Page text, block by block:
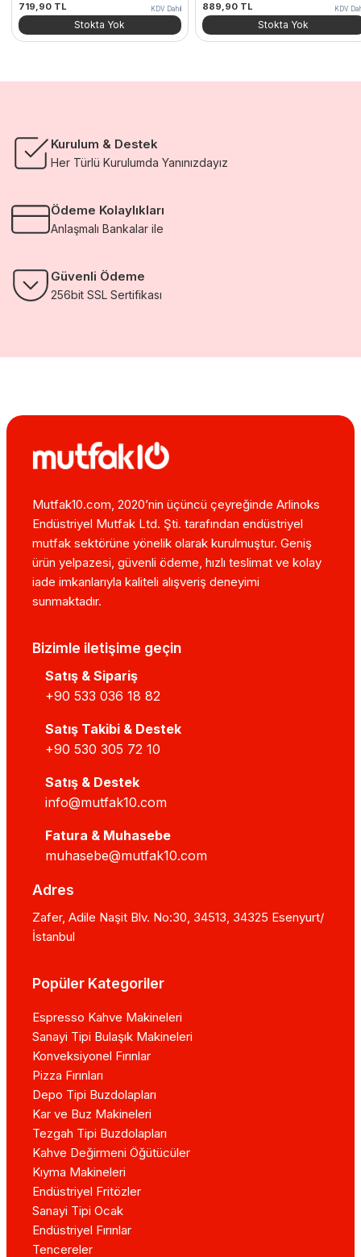
719,90 TL KDV Dahil
Stokta Yok
889,90 TL KDV
Stokta Yok
Kurulum & Destek
Her Türlü Kurulumda Yanınızdayız
Ödeme Kolaylıkları
Anlaşmalı Bankalar ile
Güvenli Ödeme
256bit SSL Sertifikası
Mutfak10.com, 2020’nin üçüncü çeyreğinde Arlinoks
Endüstriyel Mutfak Ltd. Şti. tarafından endüstriyel
mutfak sektörüne yönelik olarak kurulmuştur. Geniş
ürün yelpazesi, güvenli ödeme, hızlı teslimat ve kolay
iade imkanlarıyla kaliteli alışveriş deneyimi
sunmaktadır.
Bizimle iletişime geçin
Satış & Sipariş
+90 533 036 18 82
Satış Takibi & Destek
+90 530 305 72 10
Satış & Destek
info@mutfak10.com
Fatura & Muhasebe
muhasebe@mutfak10.com
Adres
Zafer, Adile Naşit Blv. No:30, 34513, 34325 Esenyurt/
İstanbul
Popüler Kategoriler
Espresso Kahve Makineleri
Sanayi Tipi Bulaşık Makineleri
Konveksiyonel Fırınlar
Pizza Fırınları
Depo Tipi Buzdolapları
Kar ve Buz Makineleri
Tezgah Tipi Buzdolapları
Kahve Değirmeni Öğütücüler
Kıyma Makineleri
Endüstriyel Fritözler
Sanayi Tipi Ocak
Endüstriyel Fırınlar
Tencereler